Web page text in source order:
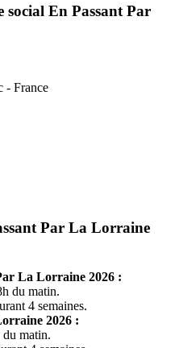
social En Passant Par
- France
Par La Lorraine
La Lorraine 2026 :
du matin.
4 semaines.
2026 :
matin.